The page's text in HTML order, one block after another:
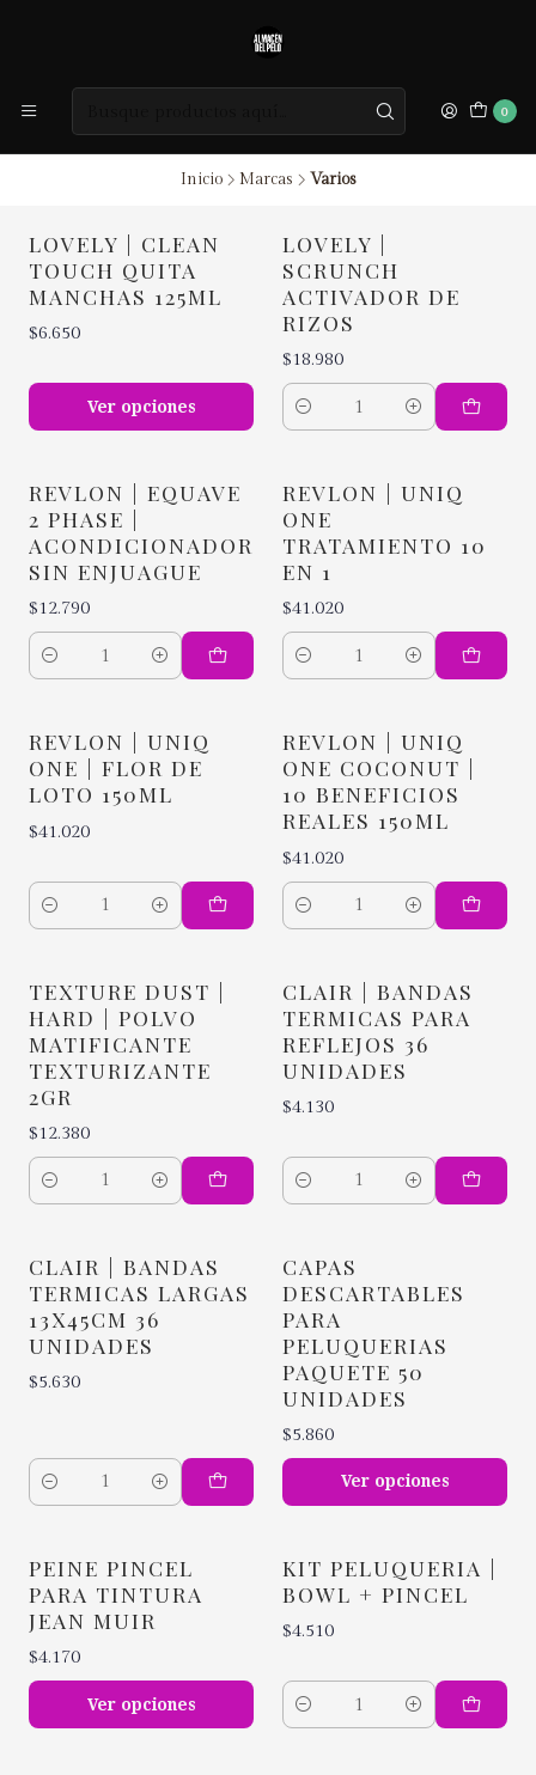
0
Inicio Marcas Varios
LOVELY | CLEAN
TOUCH QUITA
MANCHAS 125ML
$6.650
Ver opciones
LOVELY |
SCRUNCH
ACTIVADOR DE
RIZOS
$18.980
Cantidad
REVLON | EQUAVE
2 PHASE |
ACONDICIONADOR
SIN ENJUAGUE
$12.790
Cantidad
REVLON | UNIQ
ONE
TRATAMIENTO 10
EN 1
$41.020
Cantidad
REVLON | UNIQ
ONE | FLOR DE
LOTO 150ML
$41.020
Cantidad
REVLON | UNIQ
ONE COCONUT |
10 BENEFICIOS
REALES 150ML
$41.020
Cantidad
TEXTURE DUST |
HARD | POLVO
MATIFICANTE
TEXTURIZANTE
2GR
$12.380
Cantidad
CLAIR | BANDAS
TERMICAS PARA
REFLEJOS 36
UNIDADES
$4.130
Cantidad
CLAIR | BANDAS
TERMICAS LARGAS
13X45CM 36
UNIDADES
$5.630
Cantidad
CAPAS
DESCARTABLES
PARA
PELUQUERIAS
PAQUETE 50
UNIDADES
$5.860
Ver opciones
PEINE PINCEL
PARA TINTURA
JEAN MUIR
$4.170
Ver opciones
KIT PELUQUERIA |
BOWL + PINCEL
$4.510
Cantidad